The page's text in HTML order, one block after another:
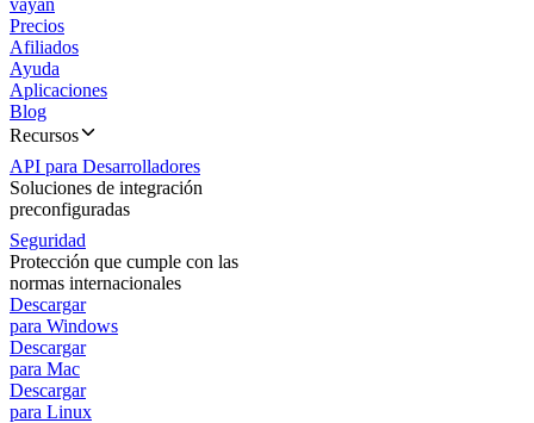
vayan
Precios
Afiliados
Ayuda
Aplicaciones
Blog
Recursos
API para Desarrolladores
Soluciones de integración
preconfiguradas
Seguridad
Protección que cumple con las
normas internacionales
Descargar
para Windows
Descargar
para Mac
Descargar
para Linux